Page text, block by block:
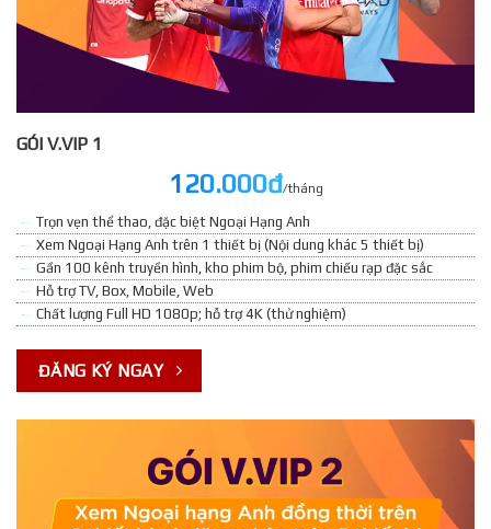
GÓI V.VIP 1
120.000đ/tháng
Trọn vẹn thể thao, đặc biệt Ngoại Hạng Anh
Xem Ngoại Hạng Anh trên 1 thiết bị (Nội dung khác 5 thiết bị)
Gần 100 kênh truyền hình, kho phim bộ, phim chiếu rạp đặc sắc
Hỗ trợ TV, Box, Mobile, Web
Chất lượng Full HD 1080p; hỗ trợ 4K (thử nghiệm)
ĐĂNG KÝ NGAY